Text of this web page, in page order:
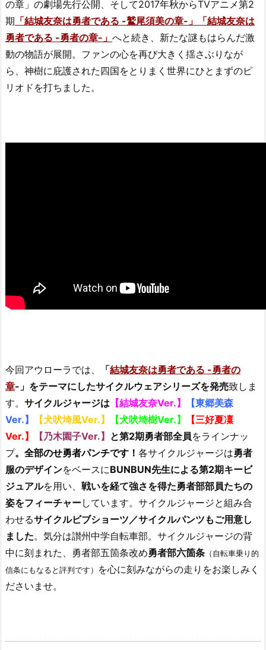
の章」の劇場先行公開、そして2017年秋からTVアニメ第2
期 「結城友奈は勇者である -鷲尾須美の章-」「結城友奈は
勇者である -勇者の章-」 へと続き、新たな謎もはらんだ激
動の物語が展開。ファンの心を再び大きく揺さぶりなが
ら、神樹に庇護された四国をとりまく世界にひとまずのピ
リオドを打ちました。
今回アウローラでは、 「結城友奈は勇者である -勇者の
章-」をテーマにしたサイクルウェアシリーズを発売致しま
す。 サイクルジャージは 【結城友奈Ver.】
【東郷美森
Ver.】
【犬吠埼風Ver.】 【犬吠埼樹Ver.】
【三好夏凜
Ver.】
【乃木園子Ver.】 と第2期勇者部全員をラインナッ
プ。 全部のせ勇者パンチです！ 各サイクルジャージは勇者
服のデザインをベースにBUNBUN先生による第2期キービ
ジュアルを用い、 戦いを経て強さを得た勇者部部員たちの
姿をフィーチャーしています。サイクルジャージと組み合
わせるサイクルビブショーツ／サイクルパンツもご用意し
ました。気分は讃州中学自転車部。サイクルジャージの背
中に刻まれた、勇者部五箇条改め勇者部六箇条 （自転車乗り的
信条にもなると評判です）
を心に刻みながらの走りをお楽しみく
ださいませ。